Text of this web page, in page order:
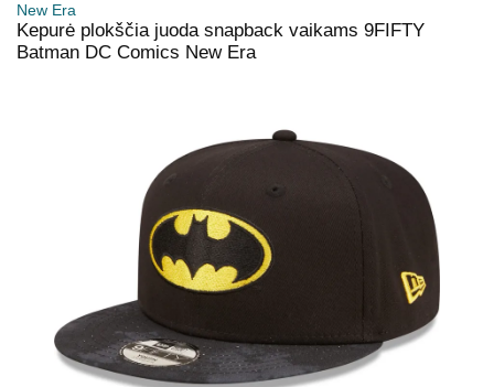
New Era
Kepurė plokščia juoda snapback vaikams 9FIFTY
Batman DC Comics New Era